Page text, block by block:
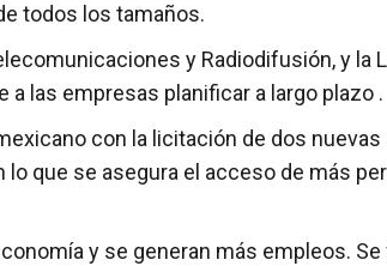
todos los tamaños.
y Radiodifusión, y la
las empresas planificar a largo plazo .
con la licitación de dos
que se asegura el acceso de más
y se generan más empleos.